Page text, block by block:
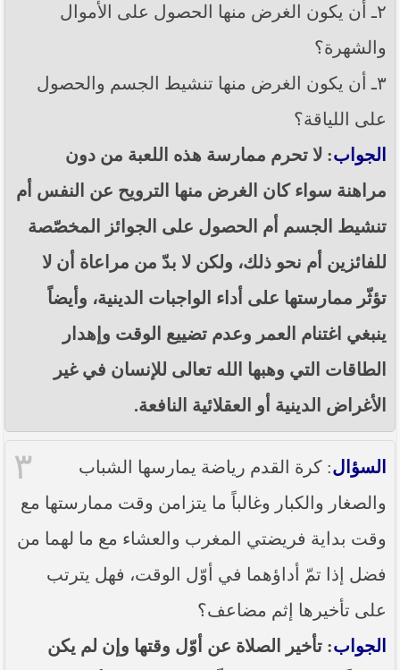
٢ـ أن يكون الغرض منها الحصول على الأموال
والشهرة؟
٣ـ أن يكون الغرض منها تنشيط الجسم والحصول
على اللياقة؟
الجواب: لا تحرم ممارسة هذه اللعبة من دون
مراهنة سواء كان الغرض منها الترويح عن النفس أم
تنشيط الجسم أم الحصول على الجوائز المخصّصة
للفائزين أم نحو ذلك، ولكن لا بدّ من مراعاة أن لا
تؤثّر ممارستها على أداء الواجبات الدينية، وأيضاً
ينبغي اغتنام العمر وعدم تضييع الوقت وإهدار
الطاقات التي وهبها الله تعالى للإنسان في غير
الأغراض الدينية أو العقلائية النافعة.
٣ السؤال: كرة القدم رياضة يمارسها الشباب
والصغار والكبار وغالباً ما يتزامن وقت ممارستها مع
وقت بداية فريضتي المغرب والعشاء مع ما لهما من
فضل إذا تمّ أداؤهما في أوّل الوقت، فهل يترتب
على تأخيرها إثم مضاعف؟
الجواب: تأخير الصلاة عن أوّل وقتها وإن لم يكن